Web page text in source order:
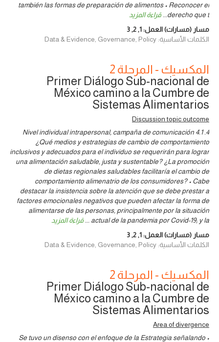
también las formas de preparación de alimentos • Reconocer el
derecho que t
... قراءة المزيد
مسار (مسارات) العمل:1
,
2
,
3
الكلمات الأساسية: Data & Evidence, Governance, Policy
المكسيك - المرحلة 2
Primer Diálogo Sub-nacional de
México camino a la Cumbre de
Sistemas Alimentarios
Discussion topic outcome
4. Nivel individual intrapersonal, campaña de comunicación 4.1
¿Qué medios y estrategias de cambio de comportamiento
inclusivos y adecuados para el individuo se requerirán para lograr
una alimentación saludable, justa y sustentable? ¿La promoción
de dietas regionales saludables facilitaría el cambio de
comportamiento alimenatrio de los consumidores? • Cabe
destacar la insistencia sobre la atención que se debe prestar a
factores emocionales negativos que pueden afectar la forma de
alimentarse de las personas, principalmente por la situación
actual de la pandemia por Covid-19; y la
... قراءة المزيد
مسار (مسارات) العمل:1
,
2
,
3
الكلمات الأساسية: Data & Evidence, Governance, Policy
المكسيك - المرحلة 2
Primer Diálogo Sub-nacional de
México camino a la Cumbre de
Sistemas Alimentarios
Area of divergence
• Se tuvo un disenso con el enfoque de la Estrategia señalando